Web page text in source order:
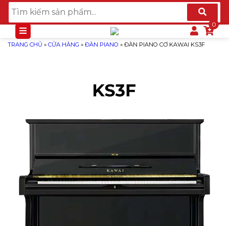
TRANG CHỦ » CỬA HÀNG » ĐÀN PIANO » ĐÀN PIANO CƠ KAWAI KS3F